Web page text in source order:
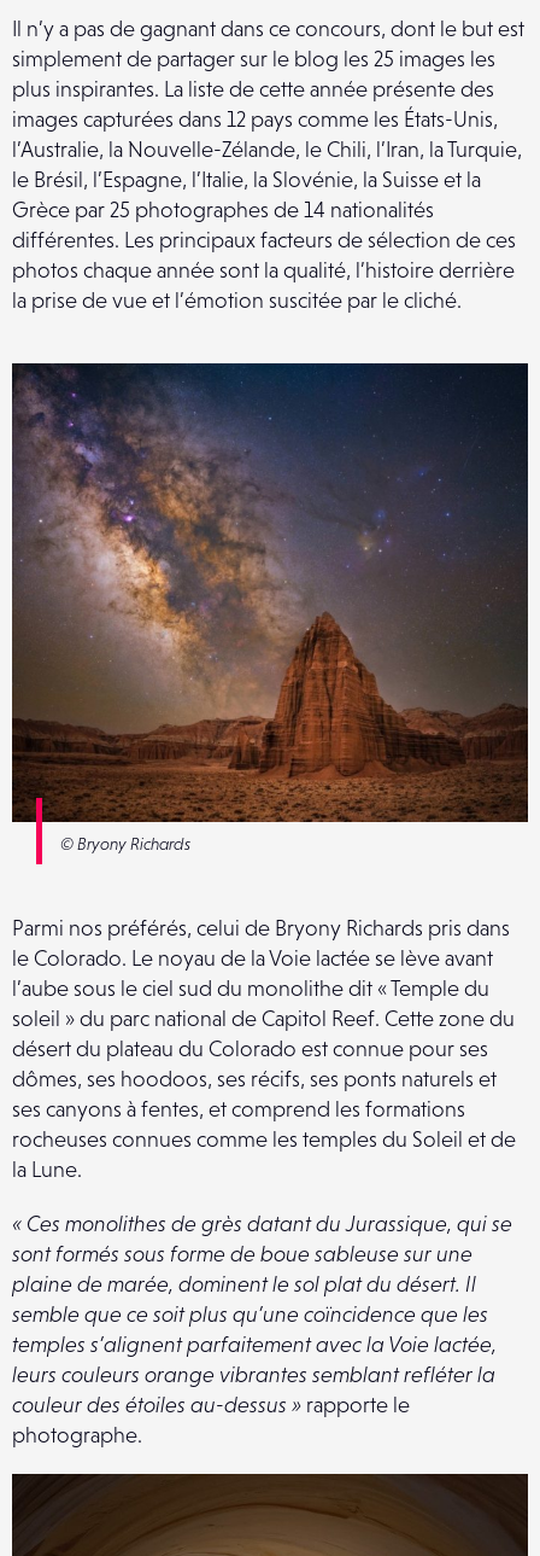
Il n’y a pas de gagnant dans ce concours, dont le but est
simplement de partager sur le blog les 25 images les
plus inspirantes. La liste de cette année présente des
images capturées dans 12 pays comme les États-Unis,
l’Australie, la Nouvelle-Zélande, le Chili, l’Iran, la Turquie,
le Brésil, l’Espagne, l’Italie, la Slovénie, la Suisse et la
Grèce par 25 photographes de 14 nationalités
différentes. Les principaux facteurs de sélection de ces
photos chaque année sont la qualité, l’histoire derrière
la prise de vue et l’émotion suscitée par le cliché.
© Bryony Richards
Parmi nos préférés, celui de Bryony Richards pris dans
le Colorado. Le noyau de la Voie lactée se lève avant
l’aube sous le ciel sud du monolithe dit « Temple du
soleil » du parc national de Capitol Reef. Cette zone du
désert du plateau du Colorado est connue pour ses
dômes, ses hoodoos, ses récifs, ses ponts naturels et
ses canyons à fentes, et comprend les formations
rocheuses connues comme les temples du Soleil et de
la Lune.
« Ces monolithes de grès datant du Jurassique, qui se
sont formés sous forme de boue sableuse sur une
plaine de marée, dominent le sol plat du désert. Il
semble que ce soit plus qu’une coïncidence que les
temples s’alignent parfaitement avec la Voie lactée,
leurs couleurs orange vibrantes semblant refléter la
couleur des étoiles au-dessus » rapporte le
photographe.